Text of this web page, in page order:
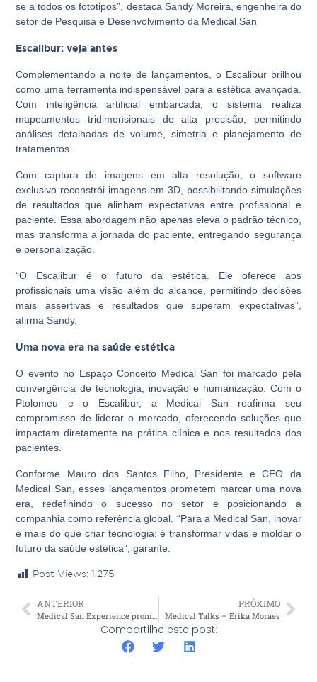
se a todos os fototipos”, destaca Sandy Moreira, engenheira do
setor de Pesquisa e Desenvolvimento da Medical San
Escalibur: veja antes
Complementando a noite de lançamentos, o Escalibur brilhou
como uma ferramenta indispensável para a estética avançada.
Com inteligência artificial embarcada, o sistema realiza
mapeamentos tridimensionais de alta precisão, permitindo
análises detalhadas de volume, simetria e planejamento de
tratamentos.
Com captura de imagens em alta resolução, o software
exclusivo reconstrói imagens em 3D, possibilitando simulações
de resultados que alinham expectativas entre profissional e
paciente. Essa abordagem não apenas eleva o padrão técnico,
mas transforma a jornada do paciente, entregando segurança
e personalização.
“O Escalibur é o futuro da estética. Ele oferece aos
profissionais uma visão além do alcance, permitindo decisões
mais assertivas e resultados que superam expectativas”,
afirma Sandy.
Uma nova era na saúde estética
O evento no Espaço Conceito Medical San foi marcado pela
convergência de tecnologia, inovação e humanização. Com o
Ptolomeu e o Escalibur, a Medical San reafirma seu
compromisso de liderar o mercado, oferecendo soluções que
impactam diretamente na prática clínica e nos resultados dos
pacientes.
Conforme Mauro dos Santos Filho, Presidente e CEO da
Medical San, esses lançamentos prometem marcar uma nova
era, redefinindo o sucesso no setor e posicionando a
companhia como referência global. “Para a Medical San, inovar
é mais do que criar tecnologia; é transformar vidas e moldar o
futuro da saúde estética”, garante.
Post Views: 1.275
ANTERIOR PRÓXIMO
Medical Talks – Erika Moraes
Compartilhe este post: